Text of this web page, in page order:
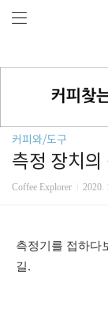
커피와/도구
측정 장치
Coffee Explorer 2020.
측정기를 접하다
길.